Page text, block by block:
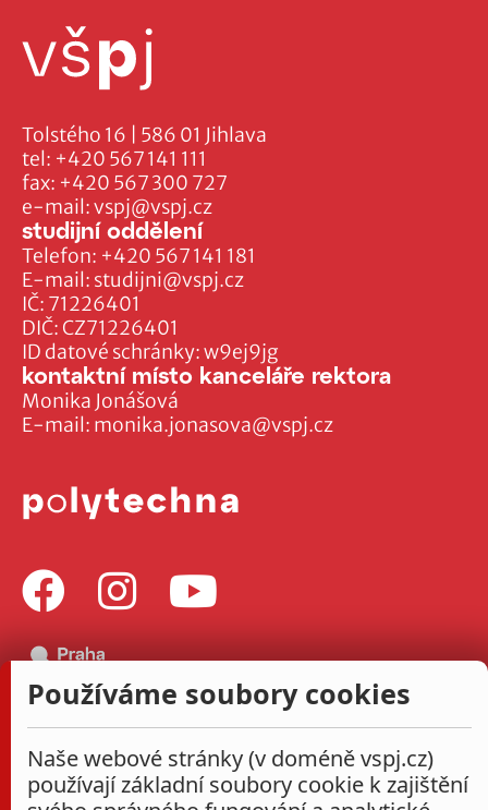
Tolstého 16 | 586 01 Jihlava
tel: +420 567 141 111
fax: +420 567 300 727
e-mail:vspj@vspj.cz
IČ: 71226401
DIČ: CZ71226401
ID datové schránky: w9ej9jg
studijní oddělení
Telefon: +420 567 141 181
E-mail: studijni@vspj.cz
kontaktní místo kanceláře rektora
Monika Jonášová
E-mail: monika.jonasova@vspj.cz
Používáme soubory cookies
Naše webové stránky (v doméně vspj.cz)
používají základní soubory cookie k zajištění